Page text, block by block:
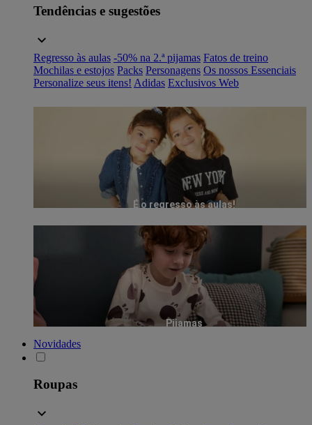
Tendências e sugestões
Regresso às aulas -50% na 2.ª pijamas Fatos de treino
Mochilas e estojos Packs Personagens Os nossos Essenciais
Personalize seus itens! Adidas Exclusivos Web
É o regresso às aulas!
Pijamas
Novidades
Roupas